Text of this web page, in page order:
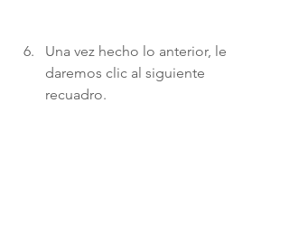
Una vez hecho lo anterior, le
daremos clic al siguiente
recuadro.